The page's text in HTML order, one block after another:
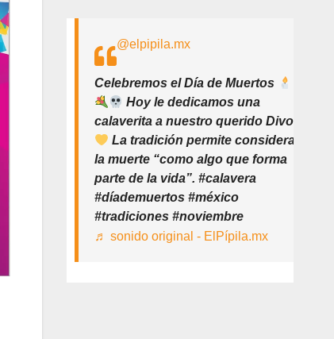
@elpipila.mx
Celebremos el Día de Muertos
Hoy le dedicamos una
calaverita a nuestro querido Divo
La tradición permite considerar
la muerte “como algo que forma
parte de la vida”. #calavera
#díademuertos #méxico
#tradiciones #noviembre
♬ sonido original - ElPípila.mx